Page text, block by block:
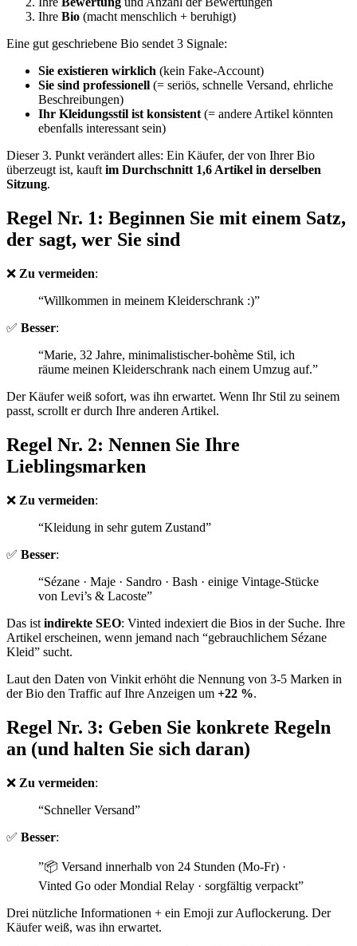
Ihre Bio (macht menschlich + beruhigt)
Eine gut geschriebene Bio sendet 3 Signale:
Sie existieren wirklich (kein Fake-Account)
Sie sind professionell (= seriös, schnelle Versand, ehrliche
Beschreibungen)
Ihr Kleidungsstil ist konsistent (= andere Artikel könnten
ebenfalls interessant sein)
Dieser 3. Punkt verändert alles: Ein Käufer, der von Ihrer Bio
überzeugt ist, kauft im Durchschnitt 1,6 Artikel in derselben
Sitzung.
Regel Nr. 1: Beginnen Sie mit einem Satz,
der sagt, wer Sie sind
❌ Zu vermeiden:
“Willkommen in meinem Kleiderschrank :)”
✅ Besser:
“Marie, 32 Jahre, minimalistischer-bohème Stil, ich
räume meinen Kleiderschrank nach einem Umzug auf.”
Der Käufer weiß sofort, was ihn erwartet. Wenn Ihr Stil zu seinem
passt, scrollt er durch Ihre anderen Artikel.
Regel Nr. 2: Nennen Sie Ihre
Lieblingsmarken
❌ Zu vermeiden:
“Kleidung in sehr gutem Zustand”
✅ Besser:
“Sézane · Maje · Sandro · Bash · einige Vintage-Stücke
von Levi’s & Lacoste”
Das ist indirekte SEO: Vinted indexiert die Bios in der Suche. Ihre
Artikel erscheinen, wenn jemand nach “gebrauchlichem Sézane
Kleid” sucht.
Laut den Daten von Vinkit erhöht die Nennung von 3-5 Marken in
der Bio den Traffic auf Ihre Anzeigen um +22 %.
Regel Nr. 3: Geben Sie konkrete Regeln
an (und halten Sie sich daran)
❌ Zu vermeiden:
“Schneller Versand”
✅ Besser:
”📦 Versand innerhalb von 24 Stunden (Mo-Fr) ·
Vinted Go oder Mondial Relay · sorgfältig verpackt”
Drei nützliche Informationen + ein Emoji zur Auflockerung. Der
Käufer weiß, was ihn erwartet.